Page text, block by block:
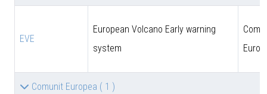
EVE
European Volcano Early warning
system
Comunit Europea ( 1 )